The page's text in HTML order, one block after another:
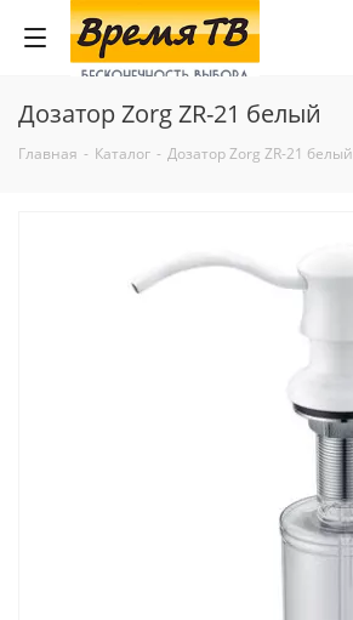
Дозатор Zorg ZR-21 белый
Главная - Каталог - Дозатор Zorg ZR-21 белый